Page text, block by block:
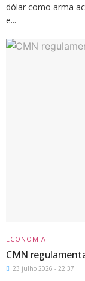
dólar como arma
e...
ECONOMIA
CMN
23 julho 2026 - 22:37